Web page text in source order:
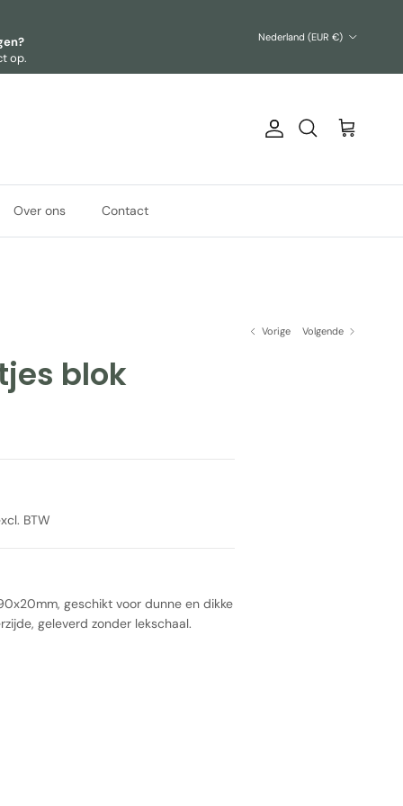
op.
Nederland (EUR €)
AccountZoeken Winkelwagen
Over ons Contact
Vorige Volgende
blok
BTW
geschikt voor dunne en dikke
geleverd zonder lekschaal.